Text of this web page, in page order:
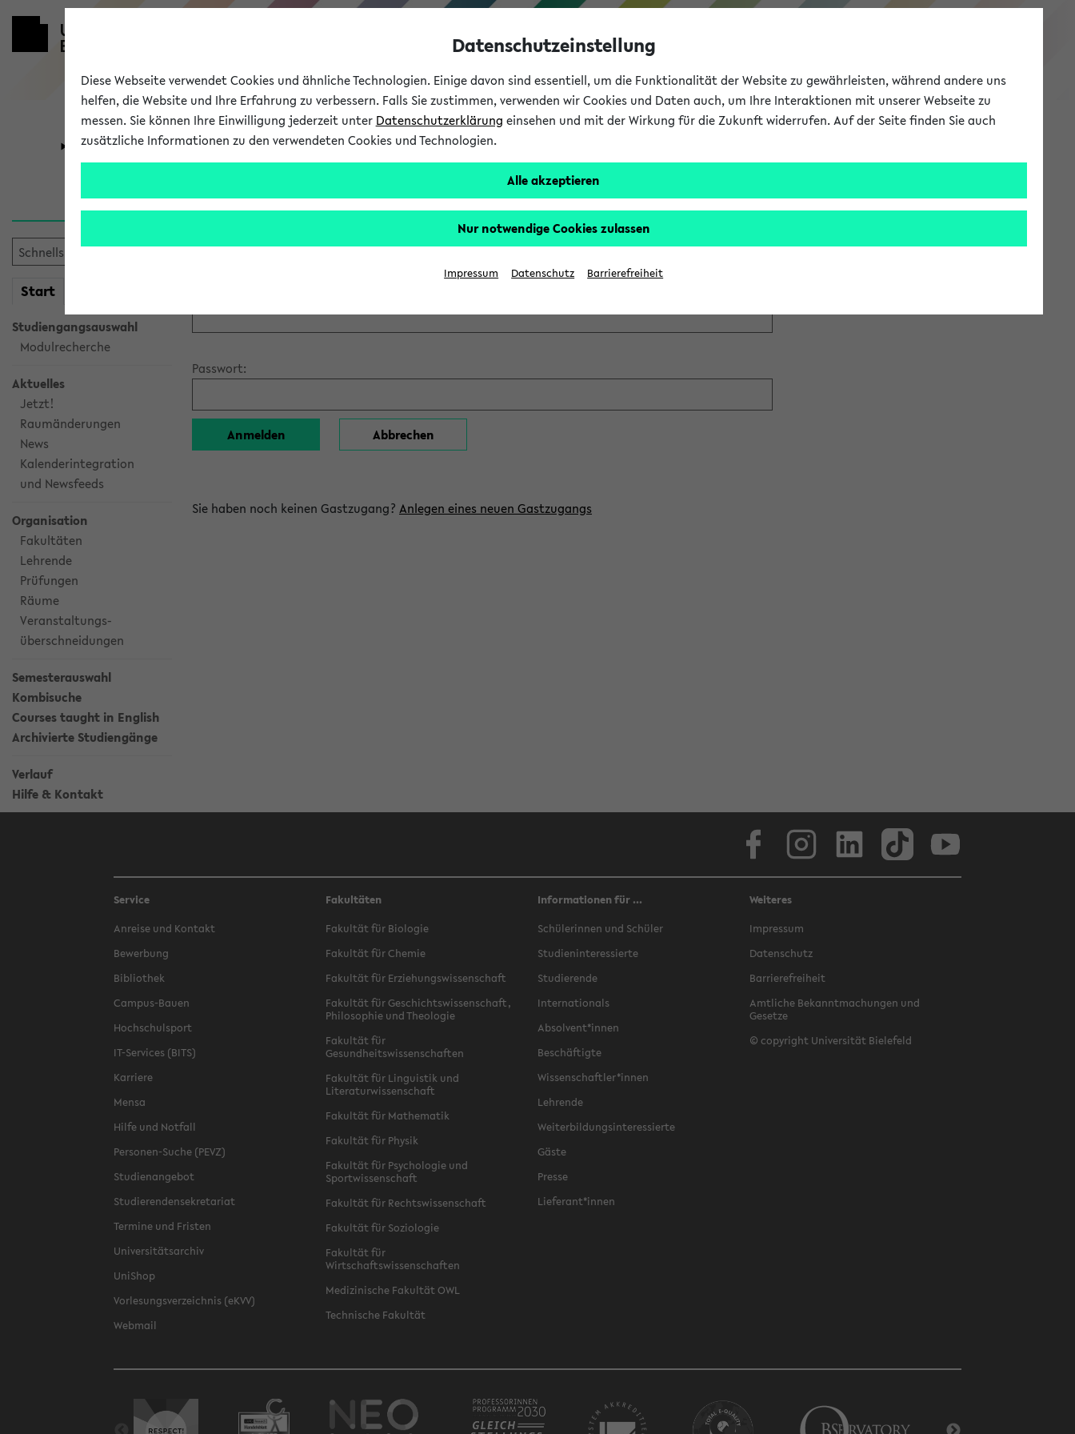
eKVV
Universität Forschung Studium
Start
Studiengangsauswahl
Modulrecherche
Aktuelles
Jetzt!
Raumänderungen
News
Kalenderintegration
und Newsfeeds
Organisation
Fakultäten
Lehrende
Prüfungen
Räume
Veranstaltungs-
überschneidungen
Semesterauswahl
Kombisuche
Courses taught in English
Archivierte Studiengänge
Verlauf
Hilfe & Kontakt
Anmeldung über einen vorhandenen Gastzugang
Bitte melden Sie sich am eKVV mit Ihrem Anmeldenamen und Ihrem Passwort an:
Passwort:
Sie haben noch keinen Gastzugang? Anlegen eines neuen Gastzugangs
Service
Anreise und Kontakt
Bewerbung
Bibliothek
Campus-Bauen
Hochschulsport
IT-Services (BITS)
Karriere
Mensa
Hilfe und Notfall
Personen-Suche (PEVZ)
Studienangebot
Studierendensekretariat
Termine und Fristen
Universitätsarchiv
UniShop
Vorlesungsverzeichnis (eKVV)
Webmail
Fakultäten
Fakultät für Biologie
Fakultät für Chemie
Fakultät für Erziehungswissenschaft
Fakultät für Geschichtswissenschaft,
Philosophie und Theologie
Fakultät für
Gesundheitswissenschaften
Fakultät für Linguistik und
Literaturwissenschaft
Fakultät für Mathematik
Fakultät für Physik
Fakultät für Psychologie und
Sportwissenschaft
Fakultät für Rechtswissenschaft
Fakultät für Soziologie
Fakultät für
Wirtschaftswissenschaften
Medizinische Fakultät OWL
Technische Fakultät
Informationen für ...
Schülerinnen und Schüler
Studieninteressierte
Studierende
Internationals
Absolvent*innen
Beschäftigte
Wissenschaftler*innen
Lehrende
Weiterbildungsinteressierte
Gäste
Presse
Lieferant*innen
Weiteres
Impressum
Datenschutz
Barrierefreiheit
Amtliche Bekanntmachungen und
Gesetze
© copyright Universität Bielefeld
Datenschutzeinstellung
Diese Webseite verwendet Cookies und ähnliche Technologien. Einige davon sind essentiell, um die Funktionalität der Website zu gewährleisten, während andere uns
helfen, die Website und Ihre Erfahrung zu verbessern. Falls Sie zustimmen, verwenden wir Cookies und Daten auch, um Ihre Interaktionen mit unserer Webseite zu
messen. Sie können Ihre Einwilligung jederzeit unter Datenschutzerklärung einsehen und mit der Wirkung für die Zukunft widerrufen. Auf der Seite finden Sie auch
zusätzliche Informationen zu den verwendeten Cookies und Technologien.
Alle akzeptieren
Nur notwendige Cookies zulassen
Impressum Datenschutz Barrierefreiheit